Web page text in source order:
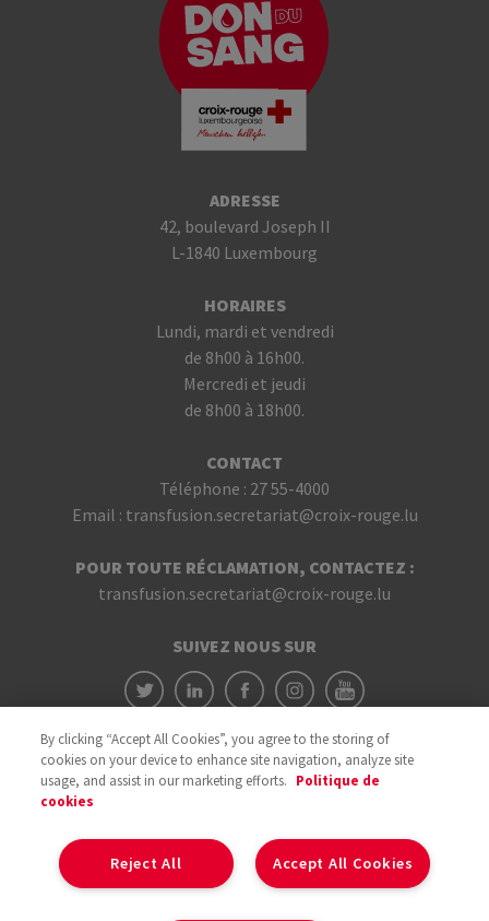
ADRESSE
42, boulevard Joseph II
L-1840 Luxembourg
HORAIRES
Lundi, mardi et vendredi
de 8h00 à 16h00.
Mercredi et jeudi
de 8h00 à 18h00.
CONTACT
Téléphone : 27 55-4000
Email : transfusion.secretariat@croix-rouge.lu
POUR TOUTE RÉCLAMATION, CONTACTEZ :
transfusion.secretariat@croix-rouge.lu
SUIVEZ NOUS SUR
By clicking “Accept All Cookies”, you agree to the storing of
cookies on your device to enhance site navigation, analyze site
usage, and assist in our marketing efforts. Politique de
cookies
Accept All Cookies
Reject All